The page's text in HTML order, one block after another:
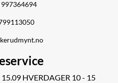
997364694
HVERDAGER 10 - 15